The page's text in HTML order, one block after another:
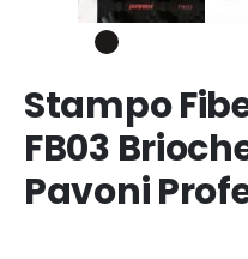
Stampo
FB03
Pavoni